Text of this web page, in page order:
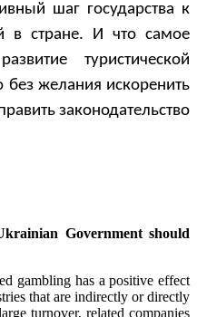
шаг государства к
в стране. И что самое
туристической
без желания искоренить
законодательство
Government should
gambling has a positive effect
that are indirectly or directly
turnover, related companies